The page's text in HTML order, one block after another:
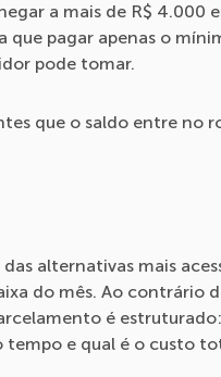
a mais de R$ 4.000
pagar apenas o
pode tomar.
que o saldo entre no
alternativas mais
do mês. Ao contrário
é
e qual é o custo